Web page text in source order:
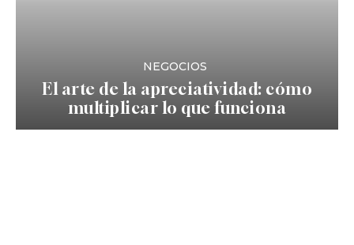
NEGOCIOS
El arte de la apreciatividad: cómo
multiplicar lo que funciona